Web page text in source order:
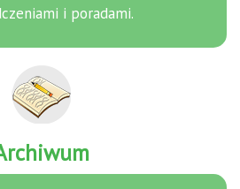
i poradami.